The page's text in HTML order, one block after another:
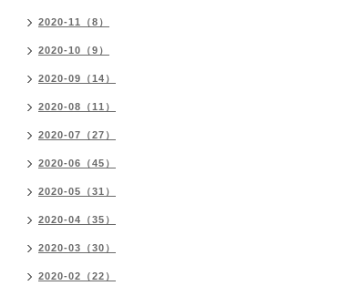
2020-11（8）
2020-10（9）
2020-09（14）
2020-08（11）
2020-07（27）
2020-06（45）
2020-05（31）
2020-04（35）
2020-03（30）
2020-02（22）